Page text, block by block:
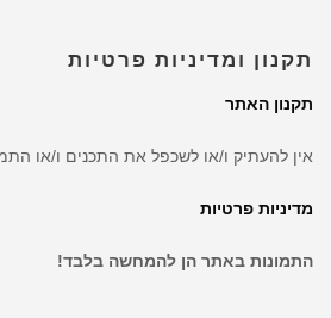
תקנון ומדיניות פרטיות
תקנון האתר
אין להעתיק ו/או לשכפל את התכנים ו/או
מדיניות פרטיות
התמונות באתר הן להמחשה בלבד!